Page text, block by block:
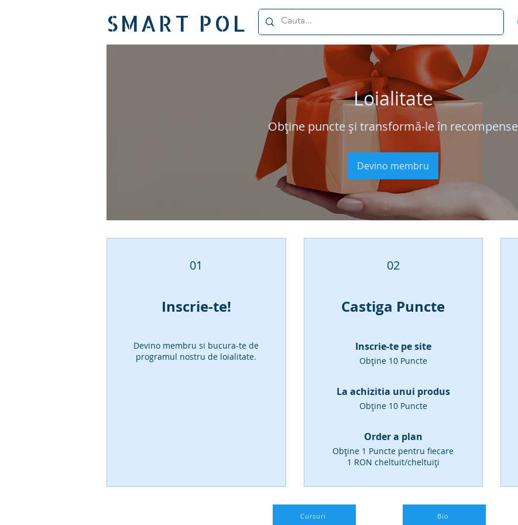
SMART POL
Loialitate
Obține puncte și transformă-le în recompense
Devino membru
01
Inscrie-te!
Devino membru si bucura-te de
programul nostru de loialitate.
02
Castiga Puncte
Inscrie-te pe site
Obține 10 Puncte
La achizitia unui produs
Obține 10 Puncte
Order a plan
Obține 1 Puncte pentru fiecare
1 RON cheltuit/cheltuiți
Cursuri Bio